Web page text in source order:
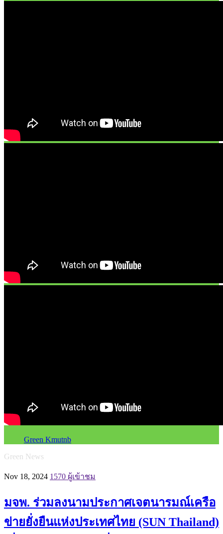
Green Kmutnb
Green News
Nov 18, 2024 1570 ผู้เข้าชม
มจพ. ร่วมลงนามประกาศเจตนารมณ์เครือ
ข่ายยั่งยืนแห่งประเทศไทย (SUN Thailand)